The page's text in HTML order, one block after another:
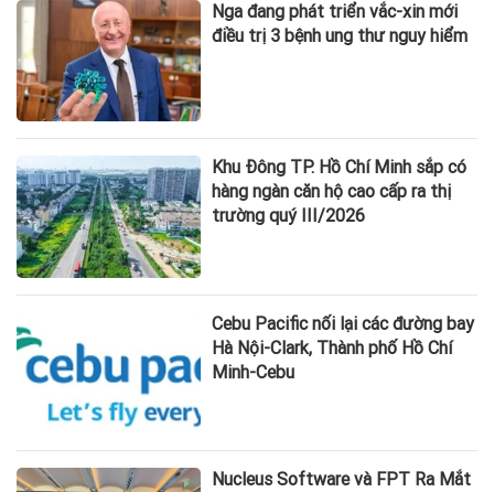
Nga đang phát triển vắc-xin mới
điều trị 3 bệnh ung thư nguy hiểm
Khu Đông TP. Hồ Chí Minh sắp có
hàng ngàn căn hộ cao cấp ra thị
trường quý III/2026
Cebu Pacific nối lại các đường bay
Hà Nội-Clark, Thành phố Hồ Chí
Minh-Cebu
Nucleus Software và FPT Ra Mắt